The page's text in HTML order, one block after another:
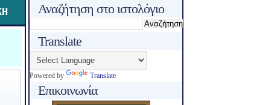
Αναζήτηση στο ιστολόγιο
Translate
Powered by Translate
Επικοινωνία